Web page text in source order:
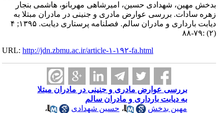
بدخش مهین، شهدادی حسین، امیرشاهی مهربانو، هاشمی بنجار
زهره سادات. بررسی عوارض مادری و جنینی در مادران مبتلا به
دیابت بارداری و مادران سالم. فصلنامه پرستاری دیابت. ۱۳۹۵; ۴
URL:http://jdn.zbmu.ac.ir/article-۱-۱۹۲-fa.html
بررسی عوارض مادری و جنینی در مادران مبتلا
به دیابت بارداری و مادران سالم
مهین بدخش
،حسین شهدادی
،